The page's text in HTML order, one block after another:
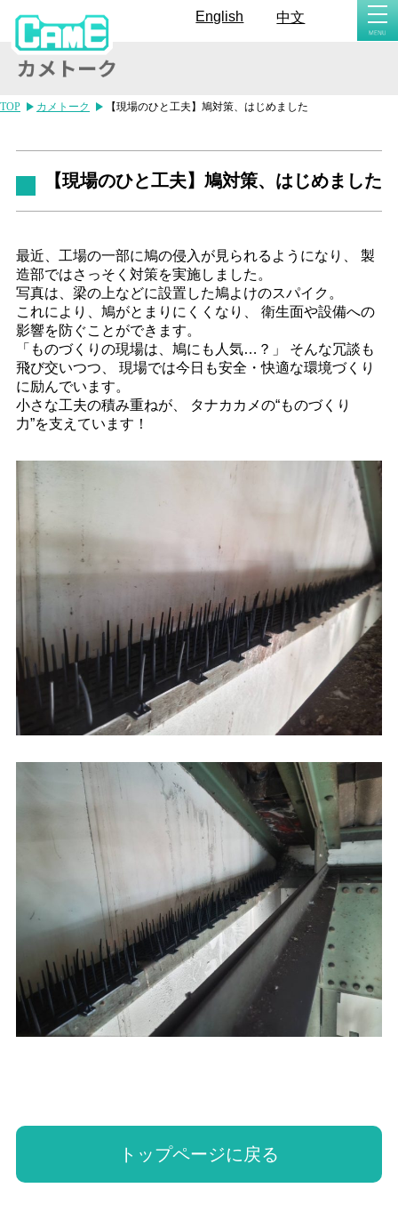
中文
English
TOP カメトーク 【現場のひと工夫】鳩対策、はじめました
【現場のひと工夫】鳩対策、はじめました
最近、工場の一部に鳩の侵入が見られるようになり、 製
造部ではさっそく対策を実施しました。
写真は、梁の上などに設置した鳩よけのスパイク。
これにより、鳩がとまりにくくなり、 衛生面や設備への
影響を防ぐことができます。
「ものづくりの現場は、鳩にも人気…？」 そんな冗談も
飛び交いつつ、 現場では今日も安全・快適な環境づくり
に励んでいます。
小さな工夫の積み重ねが、 タナカカメの“ものづくり
力”を支えています！
トップページに戻る